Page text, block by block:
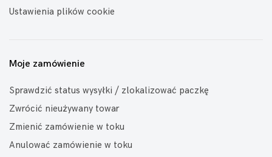
Ustawienia plików cookie
Moje zamówienie
Sprawdzić status wysyłki / zlokalizować paczkę
Zwrócić nieużywany towar
Zmienić zamówienie w toku
Anulować zamówienie w toku